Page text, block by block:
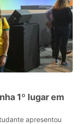
1º lugar em
apresentou